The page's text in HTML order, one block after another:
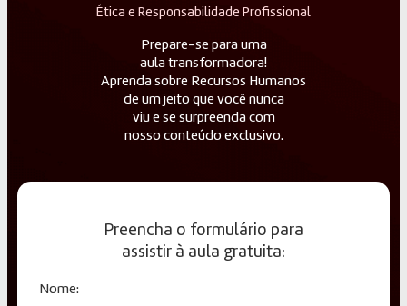
Ética e Responsabilidade Profissional
Prepare-se para uma
aula transformadora!
Aprenda sobre Recursos Humanos
de um jeito que você nunca
viu e se surpreenda com
nosso conteúdo exclusivo.
Preencha o formulário para
assistir à aula gratuita:
Nome: